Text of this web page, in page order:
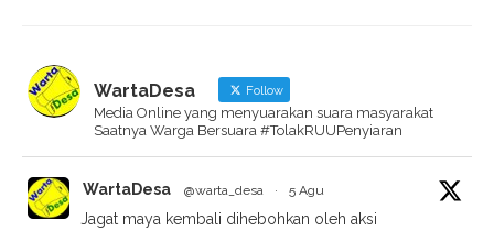
WartaDesa Follow
Media Online yang menyuarakan suara masyarakat
Saatnya Warga Bersuara #TolakRUUPenyiaran
WartaDesa @warta_desa · 5 Agu
Jagat maya kembali dihebohkan oleh aksi